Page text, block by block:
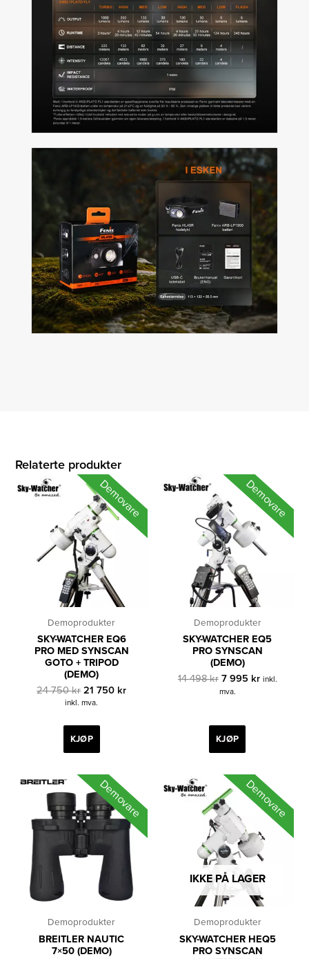
Relaterte produkter
Demovare
Demoprodukter
SKY-WATCHER EQ6
PRO MED SYNSCAN
GOTO + TRIPOD
(DEMO)
24 750kr Opprinnelig
pris
24
750 kr.
21 750 krNåværende
inkl. mva.
KJØP
Demovare
Demoprodukter
SKY-WATCHER EQ5
PRO SYNSCAN
(DEMO)
14 498kr Opprinnelig
pris
498 kr.
7 995 kr inkl.
mva.
KJØP
Demovare
Demoprodukter
BREITLER NAUTIC
7×50 (DEMO)
Demovare
IKKE PÅ LAGER
Demoprodukter
SKY-WATCHER HEQ5
PRO SYNSCAN